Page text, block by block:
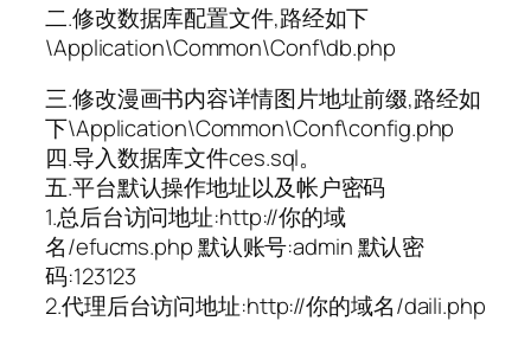
二.修改数据库配置文件,路经如下
\Application\Common\Conf\db.php
三.修改漫画书内容详情图片地址前缀,路经如
下\Application\Common\Conf\config.php
四.导入数据库文件ces.sql。
五.平台默认操作地址以及帐户密码
1.总后台访问地址:http://你的域
名/efucms.php 默认账号:admin 默认密
码:123123
2.代理后台访问地址:http://你的域名/daili.php